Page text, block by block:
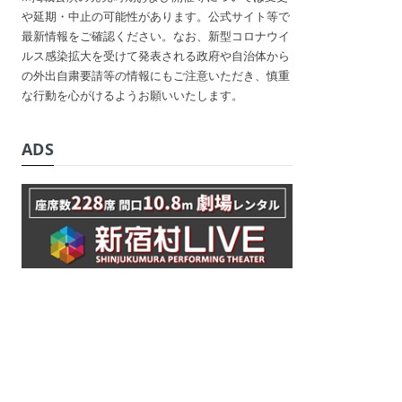
や延期・中止の可能性があります。公式サイト等で
最新情報をご確認ください。なお、新型コロナウイ
ルス感染拡大を受けて発表される政府や自治体から
の外出自粛要請等の情報にもご注意いただき、慎重
な行動を心がけるようお願いいたします。
ADS